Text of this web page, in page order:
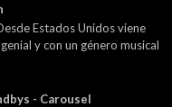
Estados Unidos viene
y con un género musical
- Carousel